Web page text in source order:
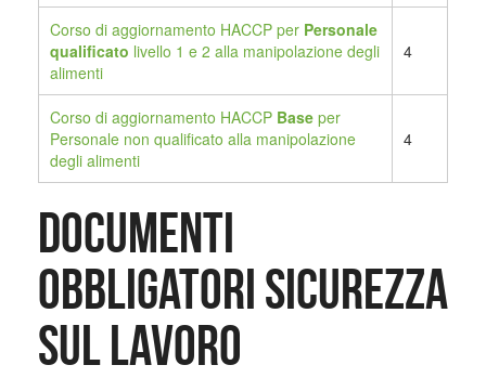
Corso di aggiornamento HACCP per Personale
qualificato livello 1 e 2 alla manipolazione degli
alimenti
4
Corso di aggiornamento HACCP Base per
Personale non qualificato alla manipolazione
degli alimenti
4
Documenti
obbligatori Sicurezza
sul Lavoro